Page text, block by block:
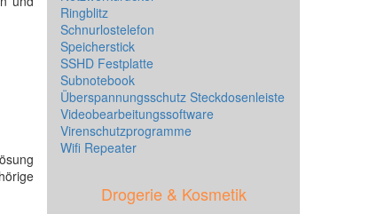
Ringblitz
Schnurlostelefon
Speicherstick
SSHD Festplatte
Subnotebook
Überspannungsschutz Steckdosenleiste
Videobearbeitungssoftware
Virenschutzprogramme
Wifi Repeater
Drogerie & Kosmetik